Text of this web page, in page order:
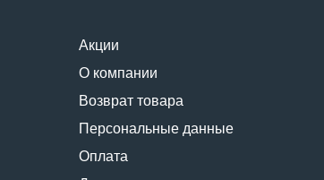
Акции
О компании
Возврат товара
Персональные данные
Оплата